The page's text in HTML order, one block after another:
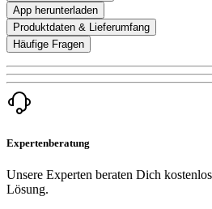
App herunterladen
Produktdaten & Lieferumfang
Häufige Fragen
Expertenberatung
Unsere Experten beraten Dich
Lösung.